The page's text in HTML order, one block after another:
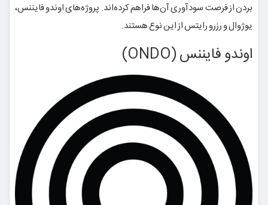
بردن از فرصت سودآوری آن‌ها فراهم کرده‌اند. پروژه‌های اوندو فایننس،
یوژوال و رزرو رایتس از این نوع هستند.
اوندو فایننس (ONDO)